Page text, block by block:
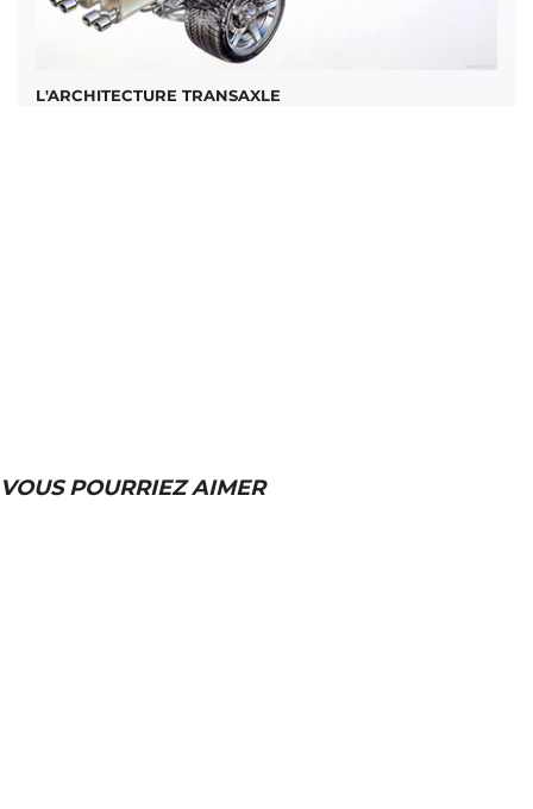
L'ARCHITECTURE TRANSAXLE
VOUS POURRIEZ AIMER